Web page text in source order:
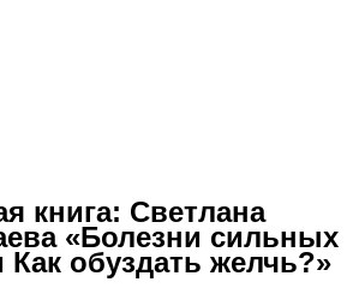
книга: Светлана
«Болезни сильных
обуздать желчь?»